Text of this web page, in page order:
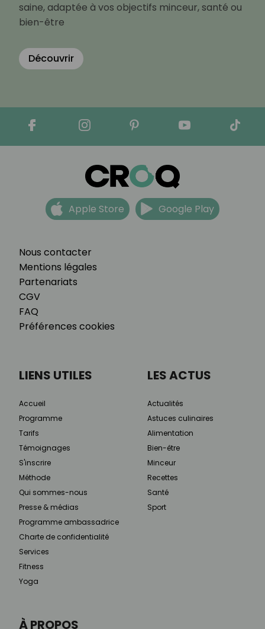
saine, adaptée à vos objectifs minceur, santé ou
bien-être
Découvrir
Nous contacter
Mentions légales
Partenariats
CGV
FAQ
Préférences cookies
Apple Store Google Play
À PROPOS
LIENS UTILES
Accueil
Programme
Tarifs
Témoignages
S'inscrire
Méthode
Qui sommes-nous
Presse & médias
Programme ambassadrice
Charte de confidentialité
Services
Fitness
Yoga
LES ACTUS
Actualités
Astuces culinaires
Alimentation
Bien-être
Minceur
Recettes
Santé
Sport